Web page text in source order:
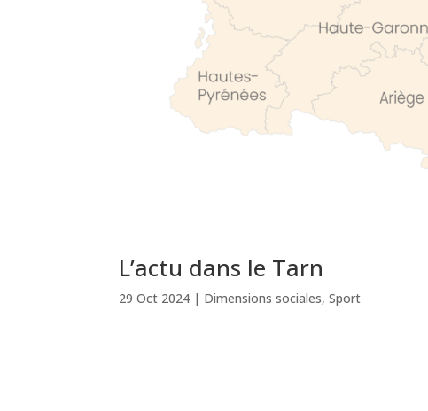
L’actu dans le Tarn
29 Oct 2024 | Dimensions sociales,Sport